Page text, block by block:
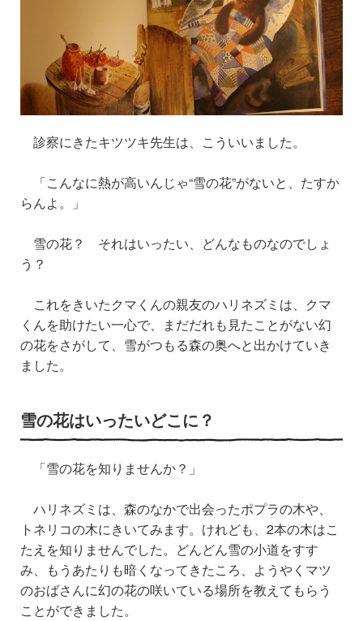
診察にきたキツツキ先生は、こういいました。
「こんなに熱が高いんじゃ“雪の花”がないと、たすか
らんよ。」
雪の花？ それはいったい、どんなものなのでしょ
う？
これをきいたクマくんの親友のハリネズミは、クマ
くんを助けたい一心で、まだだれも見たことがない幻
の花をさがして、雪がつもる森の奥へと出かけていき
ました。
雪の花はいったいどこに？
「雪の花を知りませんか？」
ハリネズミは、森のなかで出会ったポプラの木や、
トネリコの木にきいてみます。けれども、2本の木はこ
たえを知りませんでした。どんどん雪の小道をすす
み、もうあたりも暗くなってきたころ、ようやくマツ
のおばさんに幻の花の咲いている場所を教えてもらう
ことができました。